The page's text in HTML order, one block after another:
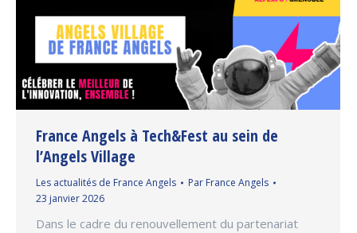
France Angels à Tech&Fest au sein de
l’Angels Village
Les actualités de France Angels Par France Angels
23 janvier 2026
Dans le cadre du renouvellement du partenariat